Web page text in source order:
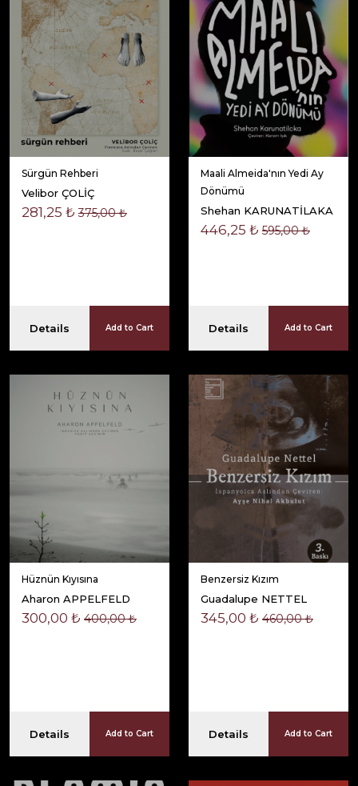
Sürgün Rehberi
Velibor ÇOLİÇ
281,25 ₺ 375,00 ₺
Details Add to Cart
Maali Almeida'nın Yedi Ay
Dönümü
Shehan KARUNATİLAKA
446,25 ₺ 595,00 ₺
Details Add to Cart
Hüznün Kıyısına
Aharon APPELFELD
300,00 ₺ 400,00 ₺
Details Add to Cart
Benzersiz Kızım
Guadalupe NETTEL
345,00 ₺ 460,00 ₺
Details Add to Cart